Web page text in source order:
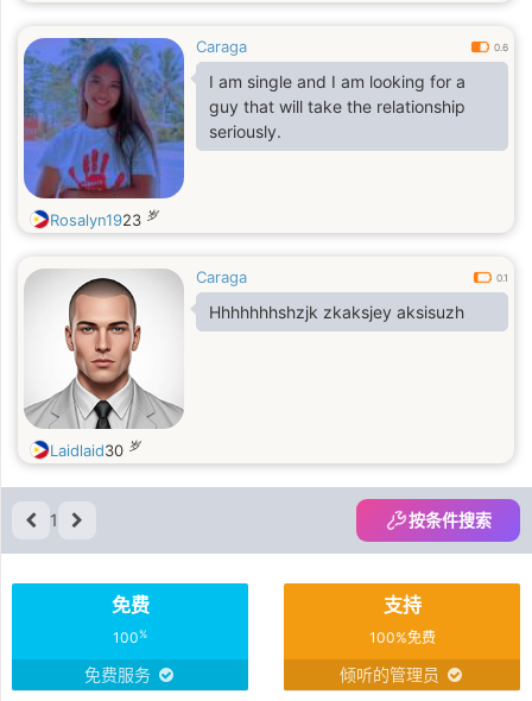
Caraga 0.6
I am single and I am looking for a
guy that will take the relationship
seriously.
Rosalyn1923 岁
Caraga 0.1
Hhhhhhhshzjk zkaksjey aksisuzh
Laidlaid30 岁
1 按条件搜索
免费
100%
免费服务
支持
100%免费
倾听的管理员